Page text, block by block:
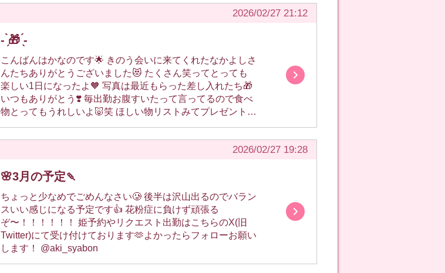
2026/02/27 21:12
- ̗̀🎁 ̖́-
こんばんはかなのです🌟 きのう会いに来てくれたなかよしさ
んたちありがとうございました😻 たくさん笑ってとっても
楽しい1日になったよ🧡 写真は最近もらった差し入れたち🎁
いつもありがとう❣️ 毎出勤お腹すいたって言ってるので食べ
物とってもうれしいよ🐷笑 ほしい物リストみてプレゼント買
ってきてくれる なかよしさんたちも最高ですラブ🫶🏻🥹💖 3
月は眉アートのダウンタイムと、セブ島に行ってくるので出
もよろしくね🎀
2026/02/27 19:28
🌸3月の予定🍡
ちょっと少なめでごめんなさい🥲 後半は沢山出るのでバラン
スいい感じになる予定です👍 花粉症に負けず頑張る
ぞ〜！！！！！！ 姫予約やリクエスト出勤はこちらのX(旧
Twitter)にて受け付けております🫶よかったらフォローお願い
します！ @aki_syabon